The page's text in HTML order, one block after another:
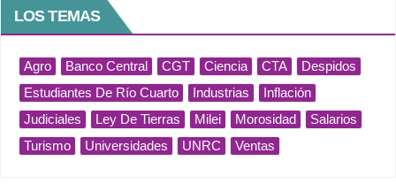
LOS TEMAS
Agro Banco Central CGT Ciencia CTA
Despidos
Estudiantes De Río Cuarto
Industrias
Inflación
Judiciales
Ley De Tierras Milei Morosidad
Salarios
Turismo
Universidades UNRC Ventas